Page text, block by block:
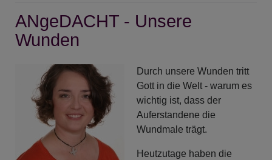
Eine
ANgeDACHT - Unsere
Wunden
Durch unsere Wunden tritt
Gott in die Welt - warum es
wichtig ist, dass der
Auferstandene die
Wundmale trägt.
Heutzutage haben die